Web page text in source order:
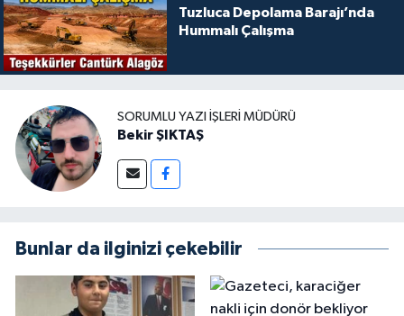
Tuzluca Depolama Barajı’nda
Hummalı Çalışma
SORUMLU YAZI İŞLERI MÜDÜRÜ
Bekir ŞIKTAŞ
Bunlar da ilginizi çekebilir